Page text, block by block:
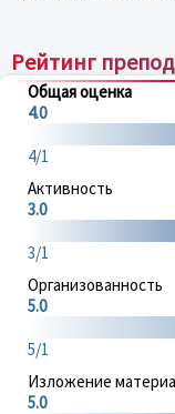
Рейтинг
Общая оценка
4.0
4/1
Активность
3.0
3/1
Организованность
5.0
5/1
Изложение
5.0